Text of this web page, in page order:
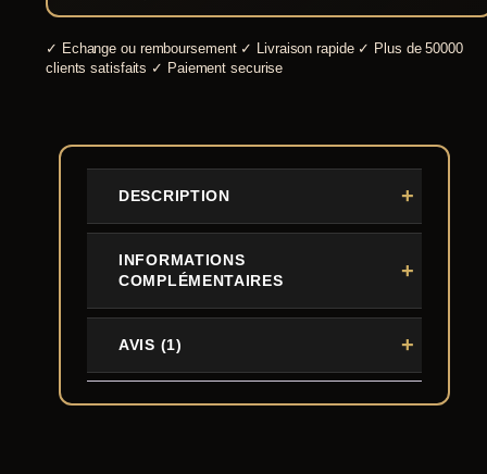
✓ Echange ou remboursement ✓ Livraison rapide ✓ Plus de 50000
clients satisfaits ✓ Paiement securise
DESCRIPTION
INFORMATIONS
COMPLÉMENTAIRES
AVIS (1)